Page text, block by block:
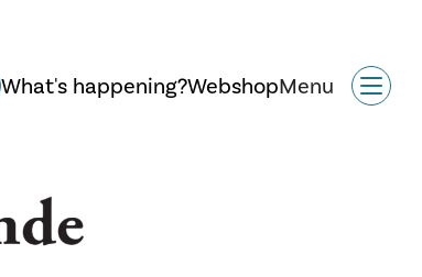
What's happening?WebshopMenu